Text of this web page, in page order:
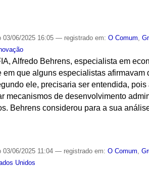
03/06/2025 16:05— registrado em:O Comum ,
Alfredo Behrens, especialista em
que alguns especialistas afirmavam
ele, precisaria ser entendida,
mecanismos de desenvolvimento
Behrens considerou para a sua
03/06/2025 11:04— registrado em:O Comum ,
Unidos